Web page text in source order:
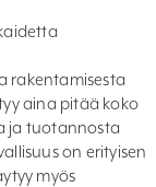
rakentamisesta
aina pitää koko
ja tuotannosta
on erityisen
myös